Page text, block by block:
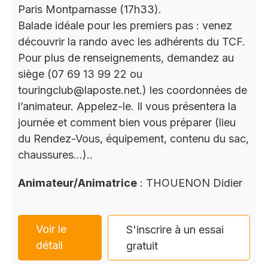
Paris Montparnasse (17h33).
Balade idéale pour les premiers pas : venez
découvrir la rando avec les adhérents du TCF.
Pour plus de renseignements, demandez au
siège (07 69 13 99 22 ou
touringclub@laposte.net.) les coordonnées de
l’animateur. Appelez-le. Il vous présentera la
journée et comment bien vous préparer (lieu
du Rendez-Vous, équipement, contenu du sac,
chaussures…)..
Animateur/Animatrice : THOUENON Didier
Voir le
détail
S'inscrire à un essai
gratuit